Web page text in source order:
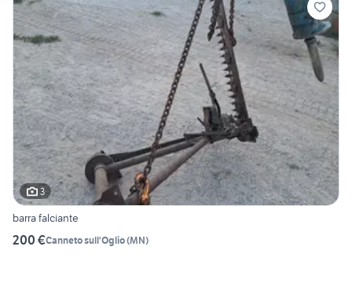
3
barra falciante
200 €Canneto sull'Oglio(MN)